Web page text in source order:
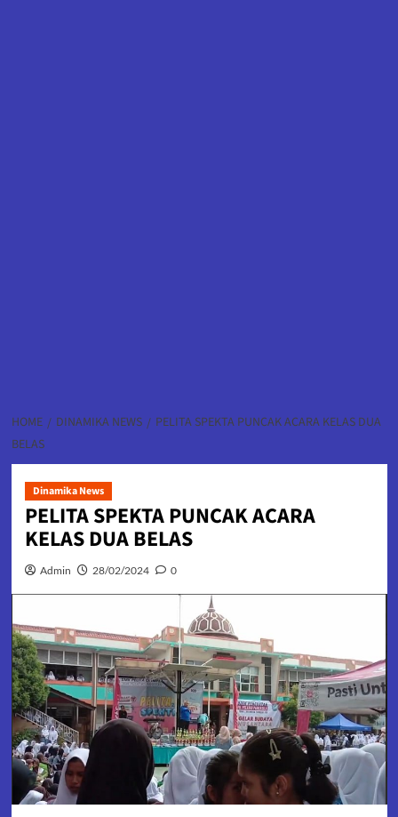
HOME DINAMIKA NEWS
PELITA SPEKTA PUNCAK ACARA KELAS DUA
BELAS
Dinamika News
PELITA SPEKTA PUNCAK ACARA
KELAS DUA BELAS
Admin 28/02/2024 0